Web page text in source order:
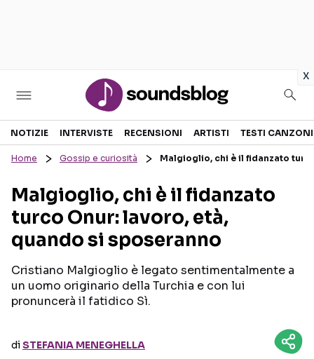
x
Sezioni
RECENSIONI MUSICALI
INTERVISTE
GOSSIP E CURIOSITÀ
TESTI CANZONI
TOUR ED EVENTI
TALENT SHOW
Seguici sui social
NOTIZIE INTERVISTE RECENSIONI ARTISTI TESTI CANZONI
Home Gossip e curiosità Malgioglio, chi è il fidanzato
Malgioglio, chi è il fidanzato
turco Onur: lavoro, età,
quando si sposeranno
Cristiano Malgioglio è legato sentimentalmente a
un uomo originario della Turchia e con lui
pronuncerà il fatidico Sì.
diSTEFANIA MENEGHELLA